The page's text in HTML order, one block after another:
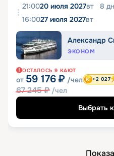
21:0020 июля 2027вт 8 дн
16:0027 июля 2027вт
Александр
ЭКОНОМ
ОСТАЛОСЬ 9 КАЮТ
от 59 176 ₽ /чел
67 245₽ /чел
+2 027
Выбрать